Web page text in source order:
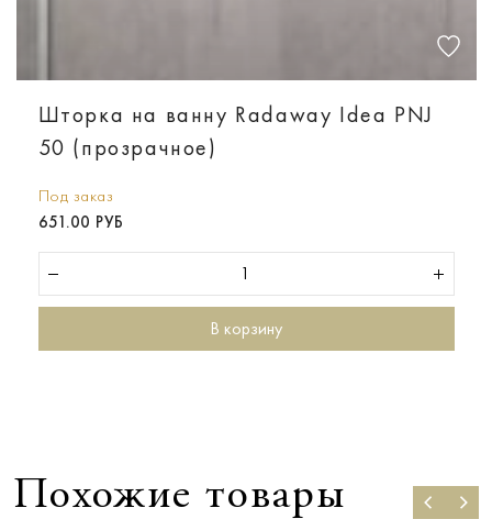
Шторка на ванну Radaway Idea PNJ
50 (прозрачное)
Под заказ
651.00 РУБ
В корзину
Похожие товары